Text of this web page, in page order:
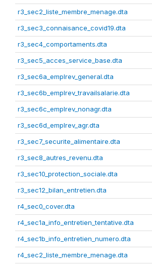
r3_sec2_liste_membre_menage.dta
r3_sec3_connaisance_covid19.dta
r3_sec4_comportaments.dta
r3_sec5_acces_service_base.dta
r3_sec6a_emplrev_general.dta
r3_sec6b_emplrev_travailsalarie.dta
r3_sec6c_emplrev_nonagr.dta
r3_sec6d_emplrev_agr.dta
r3_sec7_securite_alimentaire.dta
r3_sec8_autres_revenu.dta
r3_sec10_protection_sociale.dta
r3_sec12_bilan_entretien.dta
r4_sec0_cover.dta
r4_sec1a_info_entretien_tentative.dta
r4_sec1b_info_entretien_numero.dta
r4_sec2_liste_membre_menage.dta